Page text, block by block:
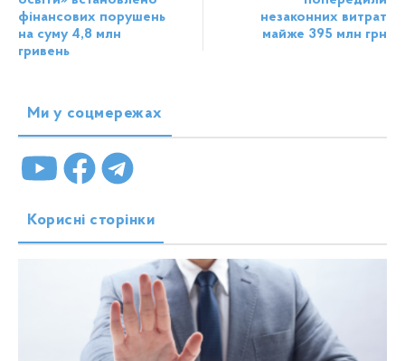
фінансових порушень
на суму 4,8 млн
гривень
незаконних витрат
майже 395 млн грн
Ми у соцмережах
Корисні сторінки